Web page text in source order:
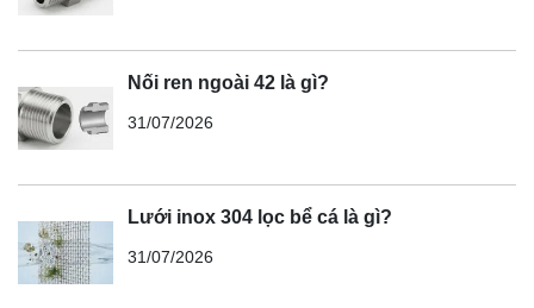
Nối ren ngoài 42 là gì?
31/07/2026
Lưới inox 304 lọc bể cá là gì?
31/07/2026